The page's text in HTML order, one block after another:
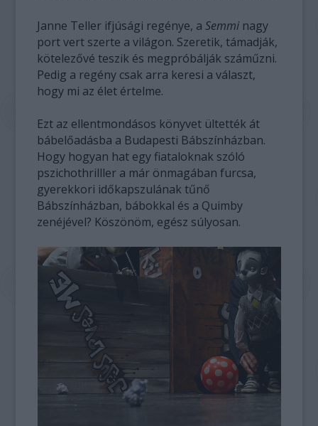
Janne Teller ifjúsági regénye, aSemmi nagy
port vert szerte a világon. Szeretik, támadják,
kötelezővé teszik és megpróbálják száműzni.
Pedig a regény csak arra keresi a választ,
hogy mi az élet értelme.
Ezt az ellentmondásos könyvet ültették át
bábelőadásba a Budapesti Bábszínházban.
Hogy hogyan hat egy fiataloknak szóló
pszichothrilller a már önmagában furcsa,
gyerekkori időkapszulának tűnő
Bábszínházban, bábokkal és a Quimby
zenéjével? Köszönöm, egész súlyosan.